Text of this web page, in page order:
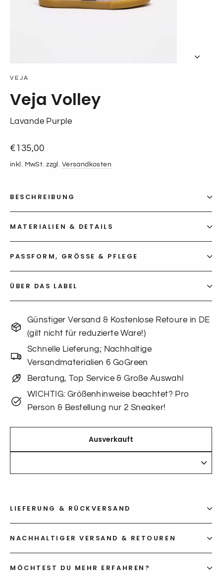
VEJA
Veja Volley
Lavande Purple
Normaler
Preis
€135,00
inkl. MwSt. zzgl. Versandkosten
BESCHREIBUNG
MATERIALIEN & DETAILS
PASSFORM, GRÖSSE & PFLEGE
ÜBER DAS LABEL
Günstiger Versand & Kostenlose Retoure in DE
(gilt nicht für reduzierte Ware!)
Schnelle Lieferung; Nachhaltige
Versandmaterialien 6 GoGreen
Beratung, Top Service & Große Auswahl
WICHTIG: Größenhinweise beachtet? Pro
Person & Bestellung nur 2 Sneaker!
Ausverkauft
LIEFERUNG & RÜCKVERSAND
NACHHALTIGER VERSAND & RETOUREN
MÖCHTEST DU MEHR ERFAHREN?